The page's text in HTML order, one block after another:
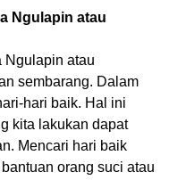
Ngulapin atau
Ngulapin atau
sembarang. Dalam
hari baik. Hal ini
kita lakukan dapat
Mencari hari baik
orang suci atau